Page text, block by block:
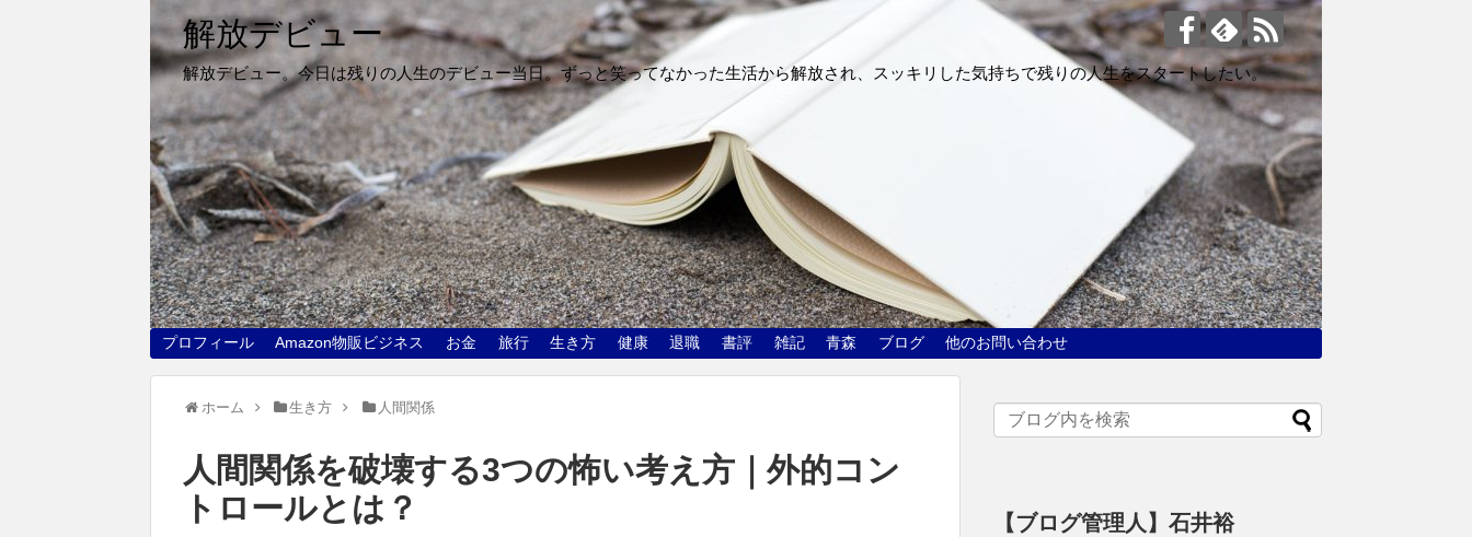
解放デビュー
解放デビュー。今日は残りの人生のデビュー当日。ずっと笑ってなかった生活から解放され、スッキリした気持ちで残りの人生をスタートしたい。
プロフィール Amazon物販ビジネス お金 旅行 生き方 健康 退職 書評 雑記 青森 ブログ 他のお問い合わせ
ホーム 生き方 人間関係
人間関係を破壊する3つの怖い考え方｜外的コン
トロールとは？
【ブログ管理人】石井裕